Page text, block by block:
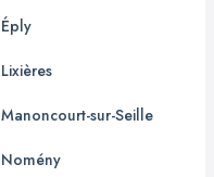
Éply
Lixières
Manoncourt-sur-Seille
Nomény